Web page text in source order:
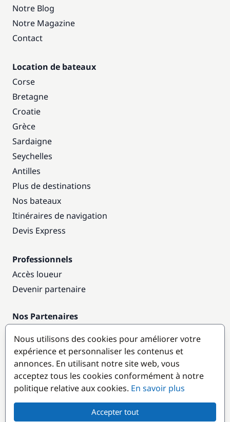
Notre Blog
Notre Magazine
Contact
Location de bateaux
Corse
Bretagne
Croatie
Grèce
Sardaigne
Seychelles
Antilles
Plus de destinations
Nos bateaux
Itinéraires de navigation
Devis Express
Professionnels
Accès loueur
Devenir partenaire
Nos Partenaires
Destinations populaires
Nous utilisons des cookies pour améliorer votre
expérience et personnaliser les contenus et
annonces. En utilisant notre site web, vous
acceptez tous les cookies conformément à notre
politique relative aux cookies. En savoir plus
Accepter tout